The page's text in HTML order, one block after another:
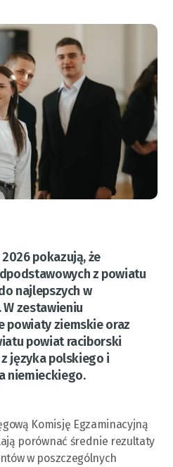
pokazują, że
z powiatu
najlepszych w
zestawieniu
powiaty ziemskie oraz
powiat raciborski
z języka polskiego i
niemieckiego.
Komisję Egzaminacyjną
porównać średnie rezultaty
w poszczególnych